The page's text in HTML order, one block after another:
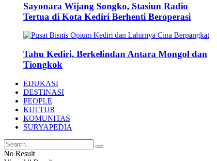
Sayonara Wijang Songko, Stasiun Radio
Tertua di Kota Kediri Berhenti Beroperasi
Tahu Kediri, Berkelindan Antara Mongol dan
Tiongkok
EDUKASI
DESTINASI
PEOPLE
KULTUR
KOMUNITAS
SURYAPEDIA
No Result